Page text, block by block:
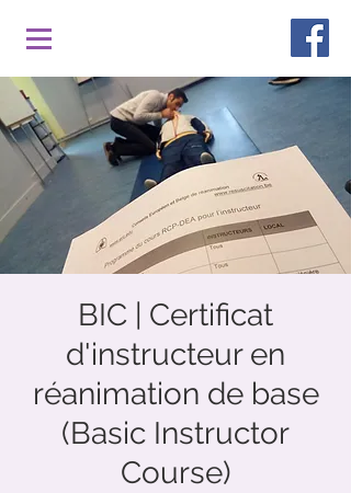
BIC | Certificat
d'instructeur en
réanimation de base
(Basic Instructor
Course)